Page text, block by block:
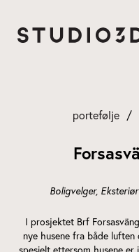
portefølje
Boligvelger
I prosjektet Brf
nye husene fra både